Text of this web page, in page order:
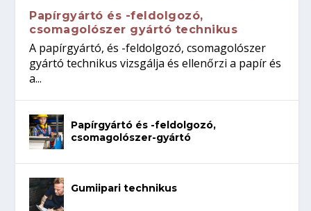
Papírgyártó és -feldolgozó,
csomagolószer gyártó technikus
A papírgyártó, és -feldolgozó, csomagolószer
gyártó technikus vizsgálja és ellenőrzi a papír és
a...
Papírgyártó és -feldolgozó,
csomagolószer-gyártó
Gumiipari technikus